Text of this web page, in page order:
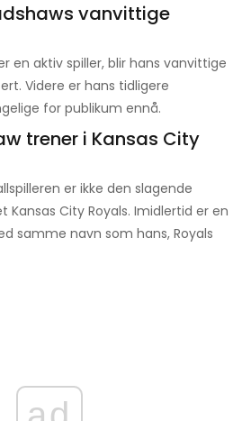
vanvittige
en aktiv spiller, blir hans vanvittige
Videre er hans tidligere
for publikum ennå.
trener i Kansas City
er ikke den slagende
Kansas City Royals. Imidlertid er en
samme navn som hans, Royals